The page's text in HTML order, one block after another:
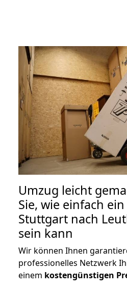
Umzug leicht
Sie, wie einfach
Stuttgart nach
sein kann
Wir können Ihnen
professionelles Netzwerk
einem kostengünstigen